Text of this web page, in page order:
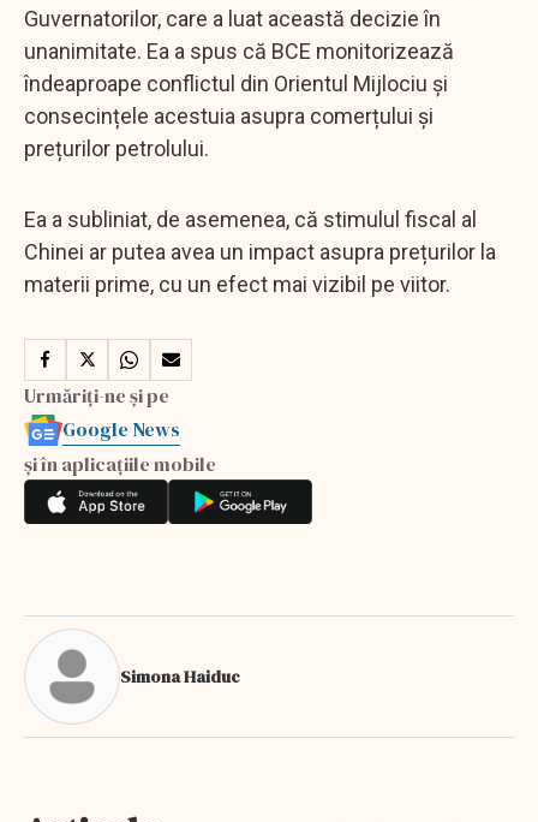
Guvernatorilor, care a luat această decizie în
unanimitate. Ea a spus că BCE monitorizează
îndeaproape conflictul din Orientul Mijlociu și
consecințele acestuia asupra comerțului și
prețurilor petrolului.
Ea a subliniat, de asemenea, că stimulul fiscal al
Chinei ar putea avea un impact asupra prețurilor la
materii prime, cu un efect mai vizibil pe viitor.
Urmăriți-ne și pe
Google News
și în aplicațiile mobile
Simona Haiduc